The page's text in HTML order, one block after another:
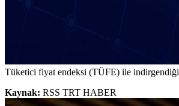
Tüketici fiyat endeksi (TÜFE) ile
Kaynak: RSS TRT HABER